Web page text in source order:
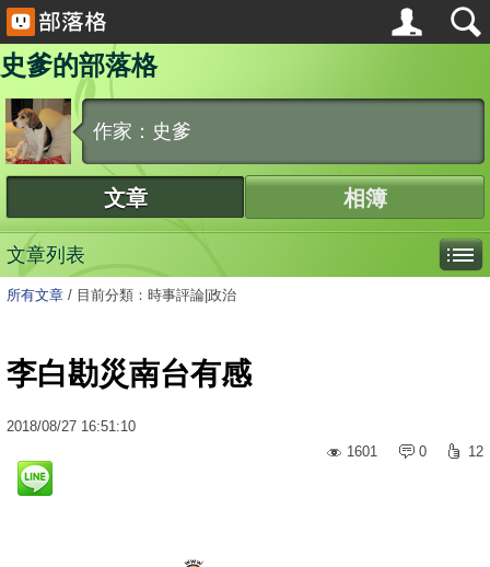
史爹的部落格
作家：史爹
文章 相簿
文章列表
所有文章 / 目前分類：時事評論|政治
李白勘災南台有感
2018/08/27 16:51:10
1601
0 12